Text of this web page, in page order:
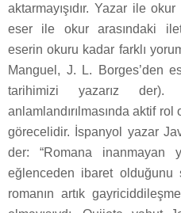
aktarmayışıdır. Yazar ile
eser ile okur arasındaki
eserin okuru kadar farklı
Manguel, J. L. Borges’den
tarihimizi yazarız der).
anlamlandırılmasında aktif
görecelidir. İspanyol yazar
der: “Romana inanmayan
eğlenceden ibaret olduğunu
romanın artık